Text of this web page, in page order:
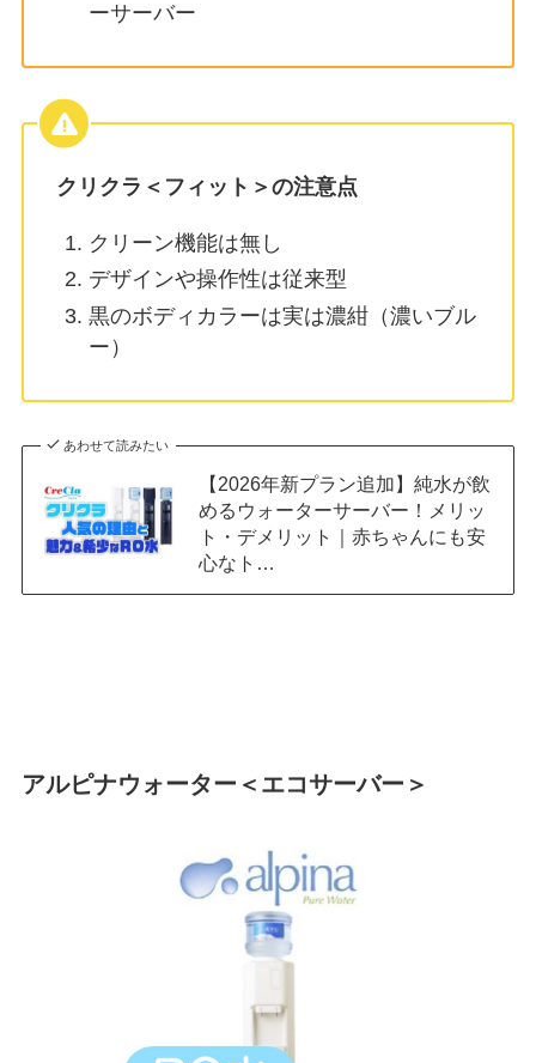
ーサーバー
クリクラ＜フィット＞の注意点
クリーン機能は無し
デザインや操作性は従来型
黒のボディカラーは実は濃紺（濃いブル
ー）
あわせて読みたい
【2026年新プラン追加】純水が飲
めるウォーターサーバー！メリッ
ト・デメリット｜赤ちゃんにも安
心なト…
アルピナウォーター＜エコサーバー＞